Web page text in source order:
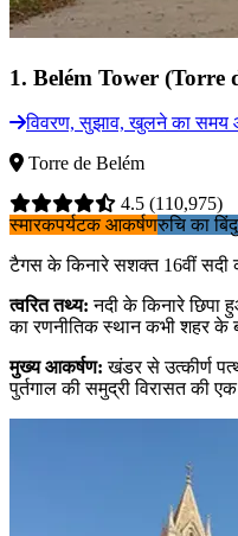
1. Belém Tower (Torre
विवरण, सुझाव, खुलने का
Torre de Belém
4.5 (110,975)
स्मारकपर्यटक आकर्षणरुचि का बिंदु
टैगस के किनारे सशक्त 16वीं सदी
त्वरित तथ्य:नदी के किनारे छिपा
का रणनीतिक स्थान कभी शहर के
मुख्य आकर्षण:खंडर से उत्कीर्ण
पुर्तगाल की समुद्री विरासत की